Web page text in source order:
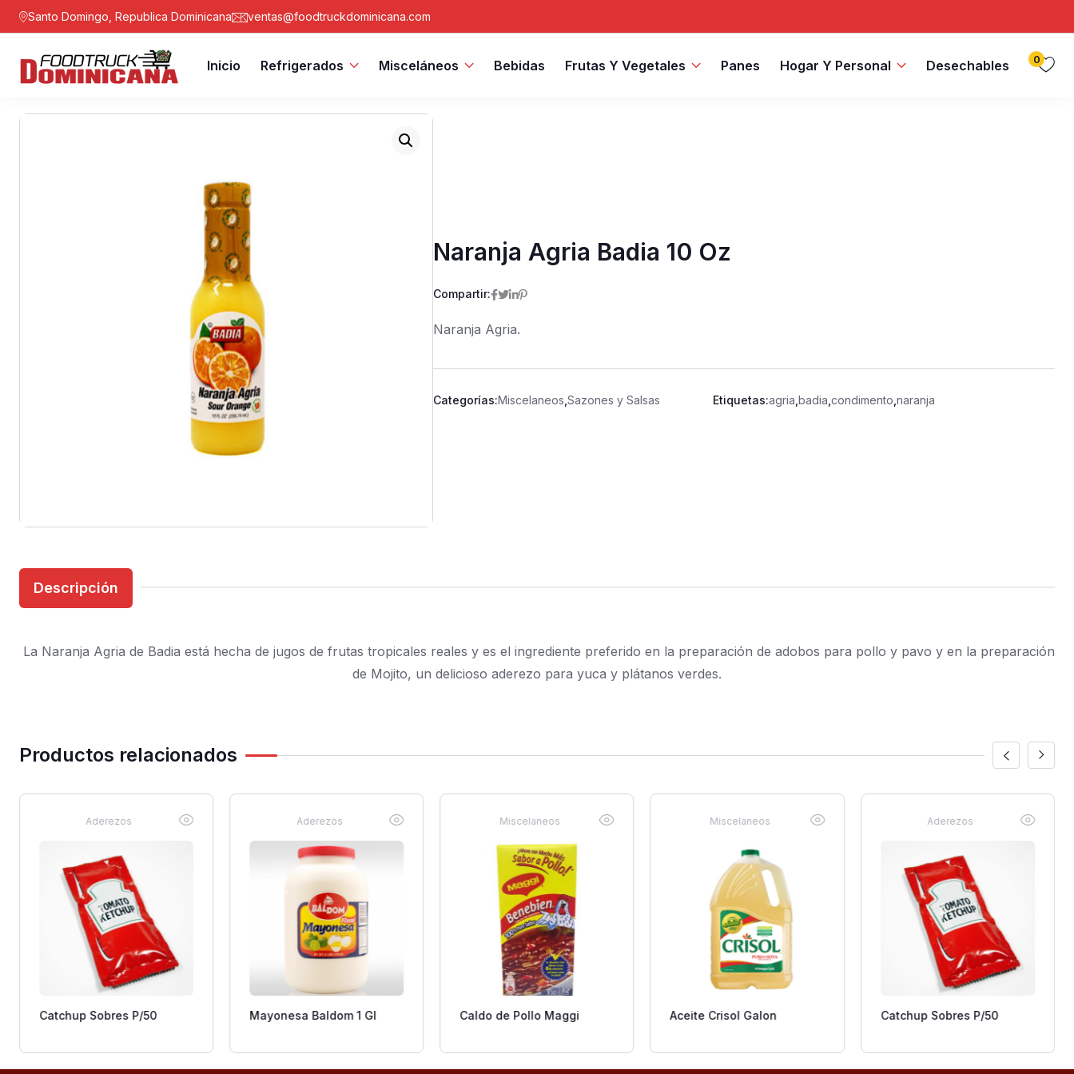
Santo Domingo, Republica Dominicana ventas@foodtruckdominicana.com
Inicio Refrigerados Misceláneos Bebidas Frutas Y Vegetales Panes Hogar Y Personal Desechables 0
Naranja Agria Badia 10 Oz
Compartir:
Naranja Agria.
Categorías:Miscelaneos ,Sazones y Salsas Etiquetas:agria ,badia ,condimento ,naranja
Descripción
La Naranja Agria de Badia está hecha de jugos de frutas tropicales reales y es el ingrediente preferido en la preparación de adobos para pollo y pavo y en la preparación
de Mojito, un delicioso aderezo para yuca y plátanos verdes.
Productos relacionados
Aderezos
Catchup Sobres P/50
Aderezos
Mayonesa Baldom 1 Gl
Miscelaneos
Caldo de Pollo Maggi
Miscelaneos
Aceite Crisol Galon
Aderezos
Catchup Sobres P/50